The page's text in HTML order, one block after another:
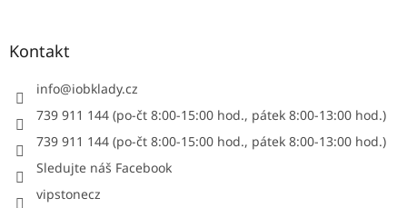
Kontakt
info@iobklady.cz
739 911 144 (po-čt 8:00-15:00 hod., pátek 8:00-13:00 hod.)
739 911 144 (po-čt 8:00-15:00 hod., pátek 8:00-13:00 hod.)
Sledujte náš Facebook
vipstonecz